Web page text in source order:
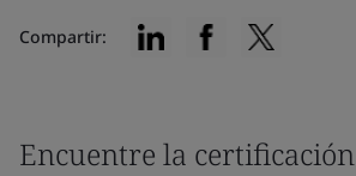
Compartir:
Encuentre la certificación